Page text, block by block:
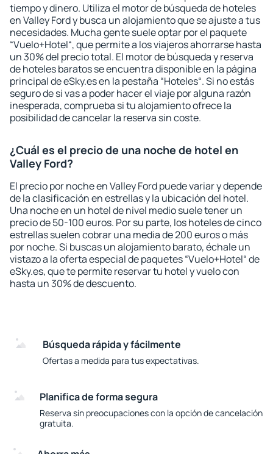
tiempo y dinero. Utiliza el motor de búsqueda de hoteles
en Valley Ford y busca un alojamiento que se ajuste a tus
necesidades. Mucha gente suele optar por el paquete
“Vuelo+Hotel“, que permite a los viajeros ahorrarse hasta
un 30% del precio total. El motor de búsqueda y reserva
de hoteles baratos se encuentra disponible en la página
principal de eSky.es en la pestaña “Hoteles“. Si no estás
seguro de si vas a poder hacer el viaje por alguna razón
inesperada, comprueba si tu alojamiento ofrece la
posibilidad de cancelar la reserva sin coste.
¿Cuál es el precio de una noche de hotel en
Valley Ford?
El precio por noche en Valley Ford puede variar y depende
de la clasificación en estrellas y la ubicación del hotel.
Una noche en un hotel de nivel medio suele tener un
precio de 50-100 euros. Por su parte, los hoteles de cinco
estrellas suelen cobrar una media de 200 euros o más
por noche. Si buscas un alojamiento barato, échale un
vistazo a la oferta especial de paquetes “Vuelo+Hotel“ de
eSky.es, que te permite reservar tu hotel y vuelo con
hasta un 30% de descuento.
Búsqueda rápida y fácilmente
Ofertas a medida para tus expectativas.
Planifica de forma segura
Reserva sin preocupaciones con la opción de cancelación
gratuita.